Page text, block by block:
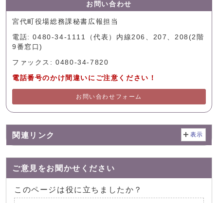
お問い合わせ
宮代町役場総務課秘書広報担当
電話: 0480-34-1111（代表）内線206、207、208(2階
9番窓口)
ファックス: 0480-34-7820
電話番号のかけ間違いにご注意ください！
お問い合わせフォーム
関連リンク 表示
ご意見をお聞かせください
このページは役に立ちましたか？